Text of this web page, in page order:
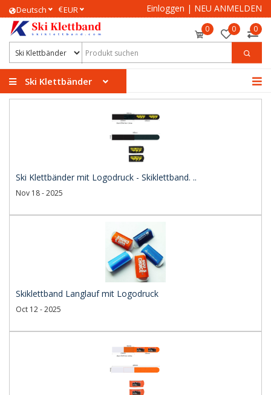
Deutsch €EUR Einloggen | NEU ANMELDEN
0 0 0
Ski Klettbänder
Ski Klettbänder mit Logodruck - Skiklettband. ..
Nov 18 - 2025
Skiklettband Langlauf mit Logodruck
Oct 12 - 2025